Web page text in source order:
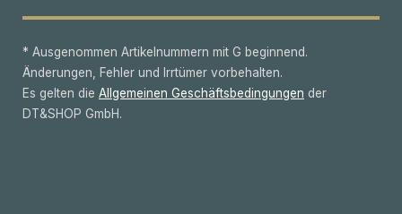
* Ausgenommen Artikelnummern mit G beginnend.
Änderungen, Fehler und Irrtümer vorbehalten.
Es gelten die Allgemeinen Geschäftsbedingungen der
DT&SHOP GmbH.